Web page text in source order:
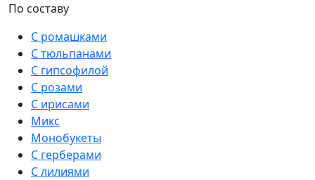
По составу
С ромашками
С тюльпанами
С гипсофилой
С розами
С ирисами
Микс
Монобукеты
С герберами
С лилиями